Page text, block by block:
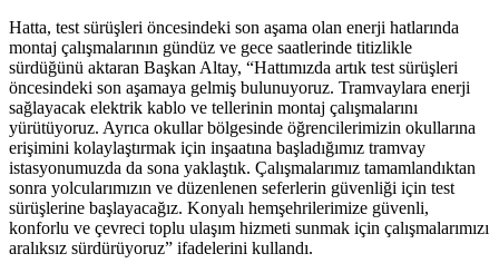
Hatta, test sürüşleri öncesindeki son aşama olan enerji hatlarında
montaj çalışmalarının gündüz ve gece saatlerinde titizlikle
sürdüğünü aktaran Başkan Altay, “Hattımızda artık test sürüşleri
öncesindeki son aşamaya gelmiş bulunuyoruz. Tramvaylara enerji
sağlayacak elektrik kablo ve tellerinin montaj çalışmalarını
yürütüyoruz. Ayrıca okullar bölgesinde öğrencilerimizin okullarına
erişimini kolaylaştırmak için inşaatına başladığımız tramvay
istasyonumuzda da sona yaklaştık. Çalışmalarımız tamamlandıktan
sonra yolcularımızın ve düzenlenen seferlerin güvenliği için test
sürüşlerine başlayacağız. Konyalı hemşehrilerimize güvenli,
konforlu ve çevreci toplu ulaşım hizmeti sunmak için çalışmalarımızı
aralıksız sürdürüyoruz” ifadelerini kullandı.